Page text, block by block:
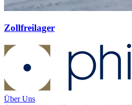
Zollfreilager
Über Uns